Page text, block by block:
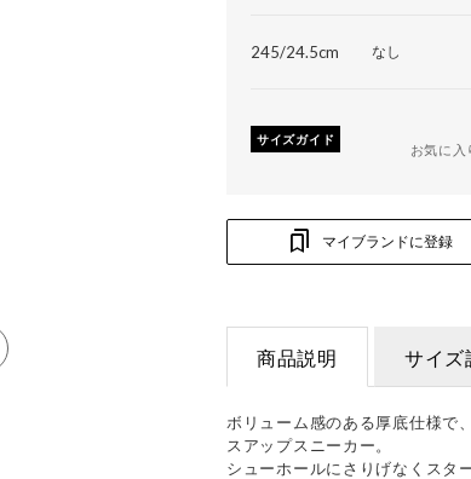
245/24.5cm なし
サイズガイド
お気に
マイブランドに登録
商品説明 サイズ
ボリューム感のある厚底仕様で
スアップスニーカー。
シューホールにさりげなくスタ